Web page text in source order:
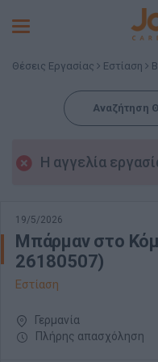
Toggle
Θέσεις Εργασίας Εστίαση
Αναζήτηση
Η αγγελία
19/5/2026
Μπάρμαν στο
26180507)
Εστίαση
Γερμανία
Πλήρης απασχόληση